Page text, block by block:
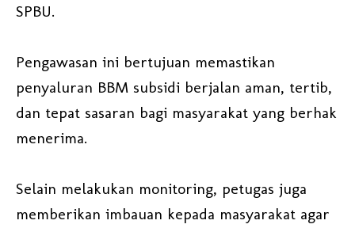
SPBU.
Pengawasan ini bertujuan memastikan
penyaluran BBM subsidi berjalan aman, tertib,
dan tepat sasaran bagi masyarakat yang berhak
menerima.
Selain melakukan monitoring, petugas juga
memberikan imbauan kepada masyarakat agar